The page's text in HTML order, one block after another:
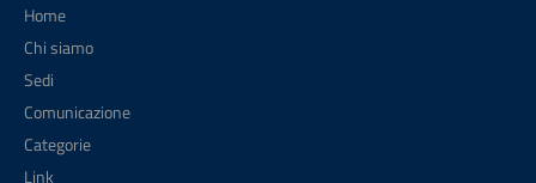
Home
Chi siamo
Sedi
Comunicazione
Categorie
Link